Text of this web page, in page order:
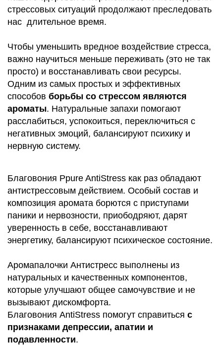
стрессовых ситуаций продолжают преследовать
нас длительное время.
Чтобы уменьшить вредное воздействие стресса,
важно научиться меньше переживать (это не так
просто) и восстанавливать свои ресурсы.
Одним из самых простых и эффективных
способов борьбы со стрессом являются
ароматы. Натуральные запахи помогают
расслабиться, успокоиться, переключиться с
негативных эмоций, балансируют психику и
нервную систему.
Благовония Ppure AntiStress как раз обладают
антистрессовым действием. Особый состав и
композиция аромата борются с приступами
паники и нервозности, приободряют, дарят
уверенность в себе, восстанавливают
энергетику, балансируют психическое состояние.
Аромапалочки Антистресс выполнены из
натуральных и качественных компонентов,
которые улучшают общее самочувствие и не
вызывают дискомфорта.
Благовония AntiStress помогут справиться с
признаками депрессии, апатии и
подавленности.